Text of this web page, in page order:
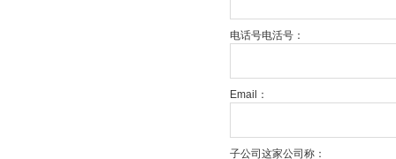
电话号电活号：
Email：
子公司这家公司称：